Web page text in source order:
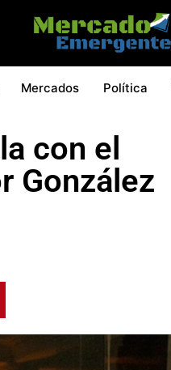
Mercados Política
con el
González